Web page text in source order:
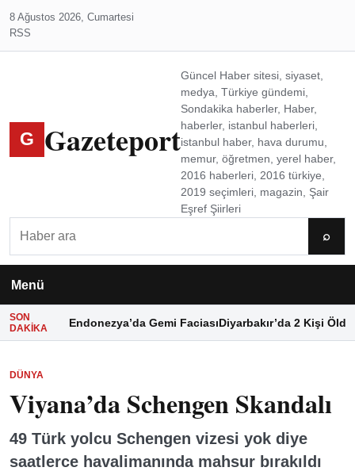
8 Ağustos 2026, Cumartesi
RSS
G Gazeteport
Güncel Haber sitesi, siyaset,
medya, Türkiye gündemi,
Sondakika haberler, Haber,
haberler, istanbul haberleri,
istanbul haber, hava durumu,
memur, öğretmen, yerel haber,
2016 haberleri, 2016 türkiye,
2019 seçimleri, magazin, Şair
Eşref Şiirleri
⌕
Menü
SON
DAKIKA
Endonezya’da Gemi FaciasıDiyarbakır’da 2 Kişi Öldü
DÜNYA
Viyana’da Schengen Skandalı
49 Türk yolcu Schengen vizesi yok diye
saatlerce havalimanında mahsur bırakıldı